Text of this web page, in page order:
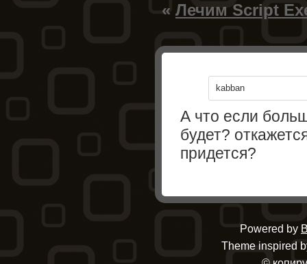
« Лечим Script
kabban
А что если
будет?
придется?
Powered by
Theme inspired